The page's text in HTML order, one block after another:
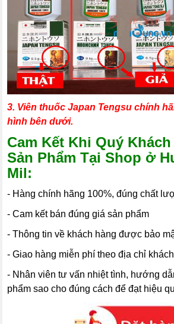
3. Viên thuốc Japan Tengsu chính
hình bên dưới.
Cam Kết Khi Quý
Sản Phẩm Tại Shop ở
Mil:
- Hàng chính hãng 100%, đúng chất
- Cam kết bán đúng giá sản phẩm
- Thông tin về khách hàng được bảo
- Giao hàng miễn phí theo địa chỉ
- Nhân viên tư vấn nhiệt tình, hướng
phẩm sao cho đúng cách để đạt hiệu